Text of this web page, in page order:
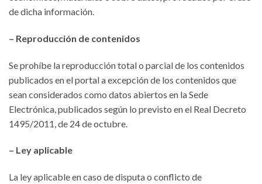
de dicha información.
– Reproducción de contenidos
Se prohíbe la reproducción total o parcial de los contenidos
publicados en el portal a excepción de los contenidos que
sean considerados como datos abiertos en la Sede
Electrónica, publicados según lo previsto en el Real Decreto
1495/2011, de 24 de octubre.
– Ley aplicable
La ley aplicable en caso de disputa o conflicto de